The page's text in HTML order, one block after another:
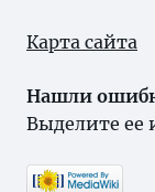
Карта сайта
Нашли
Выделите ее